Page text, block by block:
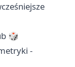
🎲
-